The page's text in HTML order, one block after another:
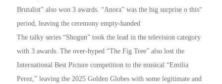
“Brutalist” also won 3 awards. “Anora” was the big surprise o this
period, leaving the ceremony empty-handed
The talky series “Shogun” took the lead in the television category
with 3 awards. The over-hyped “The Fig Tree” also lost the
International Best Picture competition to the musical “Emilia
Perez,” leaving the 2025 Golden Globes with some legitimate and